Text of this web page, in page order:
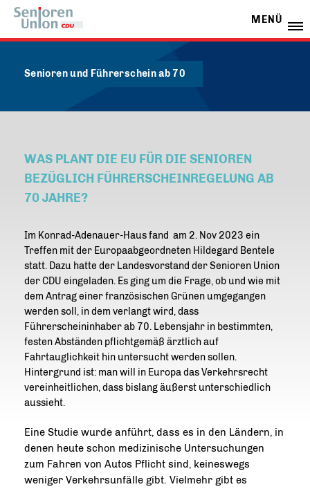
MENÜ
Senioren und Führerschein ab 70
WAS PLANT DIE EU FÜR DIE SENIOREN
BEZÜGLICH FÜHRERSCHEINREGELUNG AB
70 JAHRE?
Im Konrad-Adenauer-Haus fand am 2. Nov 2023 ein
Treffen mit der Europaabgeordneten Hildegard Bentele
statt. Dazu hatte der Landesvorstand der Senioren Union
der CDU eingeladen. Es ging um die Frage, ob und wie mit
dem Antrag einer französischen Grünen umgegangen
werden soll, in dem verlangt wird, dass
Führerscheininhaber ab 70. Lebensjahr in bestimmten,
festen Abständen pflichtgemäß ärztlich auf
Fahrtauglichkeit hin untersucht werden sollen.
Hintergrund ist: man will in Europa das Verkehrsrecht
vereinheitlichen, dass bislang äußerst unterschiedlich
aussieht.
Eine Studie wurde anführt, dass es in den Ländern, in
denen heute schon medizinische Untersuchungen
zum Fahren von Autos Pflicht sind, keineswegs
weniger Verkehrsunfälle gibt. Vielmehr gibt es